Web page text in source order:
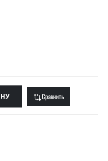
Сравнить